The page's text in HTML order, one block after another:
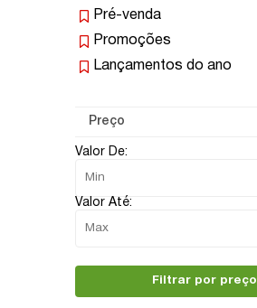
Pré-venda
Promoções
Lançamentos do ano
Preço
Valor De:
Valor Até:
Filtrar por preço